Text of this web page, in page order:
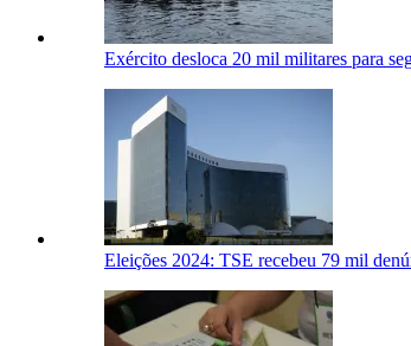
Exército desloca 20 mil militares para
Eleições 2024: TSE recebeu 79 mil